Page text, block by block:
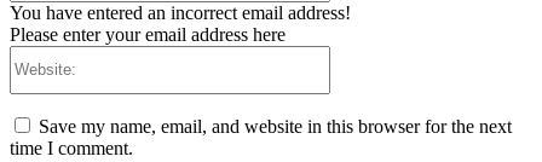
You have entered an incorrect email address!
Please enter your email address here
Save my name, email, and website in this browser for the next
time I comment.